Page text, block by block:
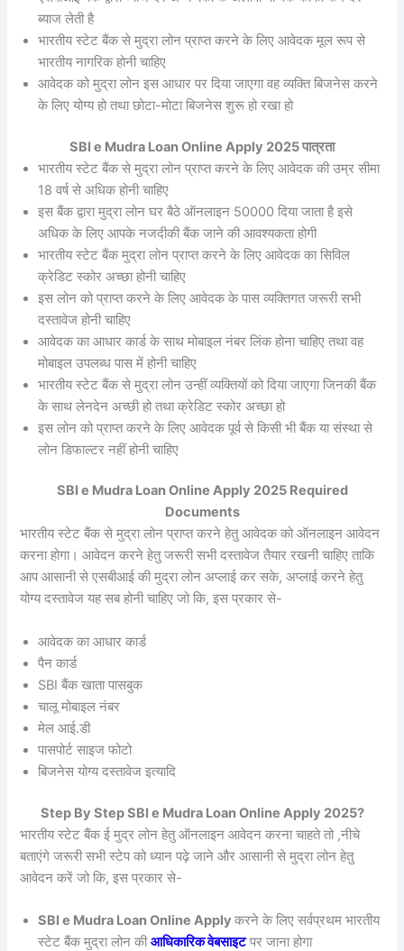
ब्याज लेती है
भारतीय स्टेट बैंक से मुद्रा लोन प्राप्त करने के लिए आवेदक मूल रूप से
भारतीय नागरिक होनी चाहिए
आवेदक को मुद्रा लोन इस आधार पर दिया जाएगा वह व्यक्ति बिजनेस करने
के लिए योग्य हो तथा छोटा-मोटा बिजनेस शुरू हो रखा हो
SBI e Mudra Loan Online Apply 2025 पात्रता
भारतीय स्टेट बैंक से मुद्रा लोन प्राप्त करने के लिए आवेदक की उम्र सीमा
18 वर्ष से अधिक होनी चाहिए
इस बैंक द्वारा मुद्रा लोन घर बैठे ऑनलाइन 50000 दिया जाता है इसे
अधिक के लिए आपके नजदीकी बैंक जाने की आवश्यकता होगी
भारतीय स्टेट बैंक मुद्रा लोन प्राप्त करने के लिए आवेदक का सिविल
क्रेडिट स्कोर अच्छा होनी चाहिए
इस लोन को प्राप्त करने के लिए आवेदक के पास व्यक्तिगत जरूरी सभी
दस्तावेज होनी चाहिए
आवेदक का आधार कार्ड के साथ मोबाइल नंबर लिंक होना चाहिए तथा वह
मोबाइल उपलब्ध पास में होनी चाहिए
भारतीय स्टेट बैंक से मुद्रा लोन उन्हीं व्यक्तियों को दिया जाएगा जिनकी बैंक
के साथ लेनदेन अच्छी हो तथा क्रेडिट स्कोर अच्छा हो
इस लोन को प्राप्त करने के लिए आवेदक पूर्व से किसी भी बैंक या संस्था से
लोन डिफाल्टर नहीं होनी चाहिए
SBI e Mudra Loan Online Apply 2025 Required
Documents
भारतीय स्टेट बैंक से मुद्रा लोन प्राप्त करने हेतु आवेदक को ऑनलाइन आवेदन
करना होगा। आवेदन करने हेतु जरूरी सभी दस्तावेज तैयार रखनी चाहिए ताकि
आप आसानी से एसबीआई की मुद्रा लोन अप्लाई कर सके, अप्लाई करने हेतु
योग्य दस्तावेज यह सब होनी चाहिए जो कि, इस प्रकार से-
आवेदक का आधार कार्ड
पैन कार्ड
SBI बैंक खाता पासबुक
चालू मोबाइल नंबर
मेल आई.डी
पासपोर्ट साइज फोटो
बिजनेस योग्य दस्तावेज इत्यादि
Step By Step SBI e Mudra Loan Online Apply 2025?
भारतीय स्टेट बैंक ई मुद्र लोन हेतु ऑनलाइन आवेदन करना चाहते तो ,नीचे
बताएंगे जरूरी सभी स्टेप को ध्यान पढ़े जाने और आसानी से मुद्रा लोन हेतु
आवेदन करें जो कि, इस प्रकार से-
SBI e Mudra Loan Online Applyकरने के लिए सर्वप्रथम भारतीय
स्टेट बैंक मुद्रा लोन कीआधिकारिक वेबसाइटपर जाना होगा